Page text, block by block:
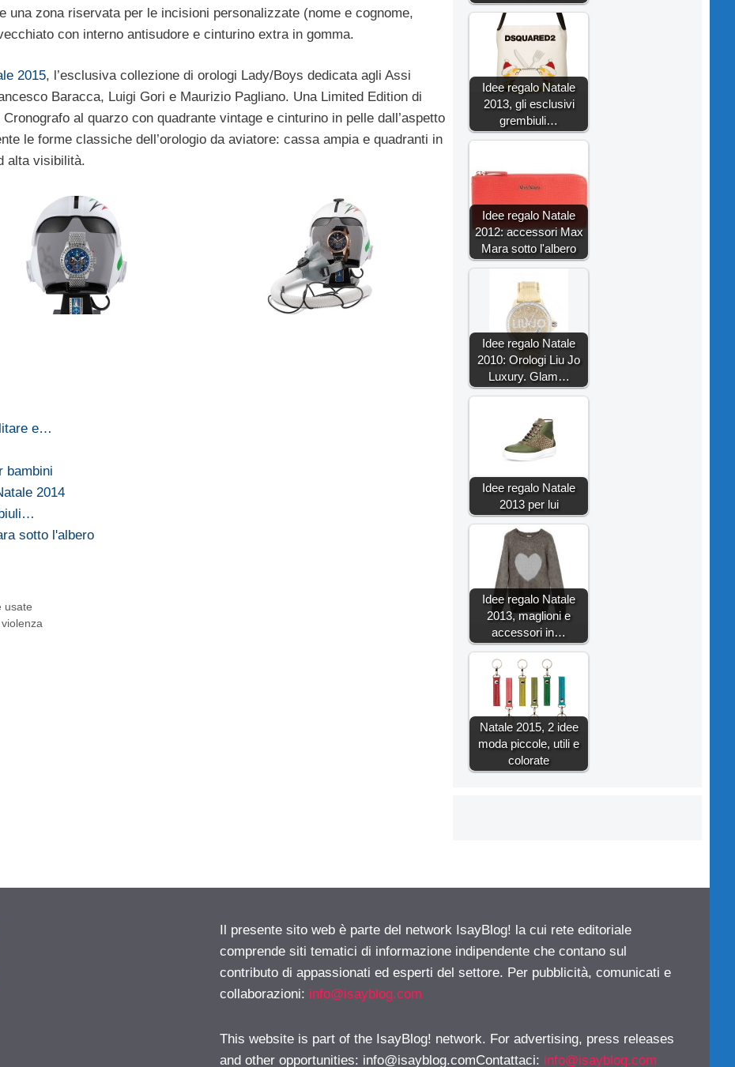
una zona riservata per le incisioni personalizzate (nome e cognome,
con interno antisudore e cinturino extra in gomma.
2015, l’esclusiva collezione di orologi Lady/Boys dedicata agli Assi
Baracca, Luigi Gori e Maurizio Pagliano. Una Limited Edition di
al quarzo con quadrante vintage e cinturino in pelle dall’aspetto
le forme classiche dell’orologio da aviatore: cassa ampia e quadranti in
alta visibilità.
e…
bambini
2014
sotto l'albero
usate
Idee regalo Natale
2013, gli esclusivi
grembiuli…
Idee regalo Natale
2012: accessori Max
Mara sotto l'albero
Idee regalo Natale
2010: Orologi Liu Jo
Luxury. Glam…
Idee regalo Natale
2013 per lui
Idee regalo Natale
2013, maglioni e
accessori in…
Natale 2015, 2 idee
moda piccole, utili e
colorate
Il presente sito web è parte del network IsayBlog! la cui rete editoriale
comprende siti tematici di informazione indipendente che contano sul
contributo di appassionati ed esperti del settore. Per pubblicità, comunicati e
collaborazioni: info@isayblog.com
This website is part of the IsayBlog! network. For advertising, press releases
and other opportunities: info@isayblog.comContattaci: info@isayblog.com